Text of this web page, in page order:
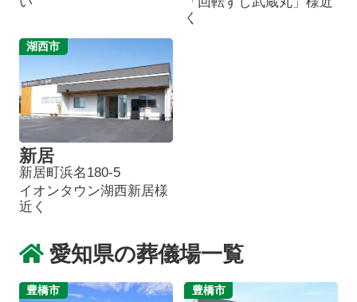
く
湖西市
新居
新居町浜名180-5
イオンタウン湖西新居様
近く
愛知県の葬儀場一覧
豊橋市 豊橋市